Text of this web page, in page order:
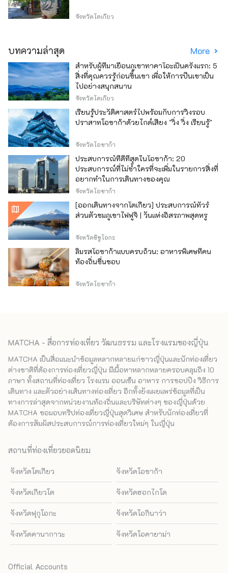
จังหวัดโตเกียว
บทความล่าสุด More
สำหรับผู้ที่มาเยือนภูเขาทาคาโอะเป็นครั้งแรก: 5
สิ่งที่คุณควรรู้ก่อนขึ้นเขา เพื่อให้การปีนเขาเป็น
ไปอย่างสนุกสนาน
จังหวัดโตเกียว
เรียนรู้ประวัติศาสตร์ไปพร้อมกับการวิ่งรอบ
ปราสาทโอซาก้าด้วยไกด์เสียง "วิ่ง วิ่ง เรียนรู้"
จังหวัดโอซาก้า
ประสบการณ์ที่ดีที่สุดในโอซาก้า: 20
ประสบการณ์ที่ไม่ซ้ำใครที่จะเพิ่มในรายการสิ่งที่
อยากทำในการเดินทางของคุณ
จังหวัดโอซาก้า
[ออกเดินทางจากโตเกียว] ประสบการณ์ทัวร์
ส่วนตัวชมภูเขาไฟฟูจิ | วันแห่งอิสรภาพสุดหรู
จังหวัดชิซูโอกะ
ลิ้มรสโอซาก้าแบบครบถ้วน: อาหารพิเศษที่คน
ท้องถิ่นชื่นชอบ
จังหวัดโอซาก้า
MATCHA - สื่อการท่องเที่ยว วัฒนธรรม และโรงแรมของญี่ปุ่น
MATCHA เป็นสื่อแนะนำข้อมูลหลากหลายแก่ชาวญี่ปุ่นและนักท่องเที่ยว
ต่างชาติที่ต้องการท่องเที่ยวญี่ปุ่น มีเนื้อหาหลากหลายครอบคลุมถึง 10
ภาษา ทั้งสถานที่ท่องเที่ยว โรงแรม ออนเซ็น อาหาร การชอปปิง วิธีการ
เดินทาง และตัวอย่างเส้นทางท่องเที่ยว อีกทั้งยังเผยแพร่ข้อมูลที่เป็น
ทางการล่าสุดจากหน่วยงานท้องถิ่นและบริษัทต่างๆ ของญี่ปุ่นด้วย
MATCHA ขอมอบทริปท่องเที่ยวญี่ปุ่นสุดวิเศษ สำหรับนักท่องเที่ยวที่
ต้องการสัมผัสประสบการณ์การท่องเที่ยวใหม่ๆ ในญี่ปุ่น
สถานที่ท่องเที่ยวยอดนิยม
จังหวัดโตเกียว จังหวัดโอซาก้า
จังหวัดเกียวโต จังหวัดฮอกไกโด
จังหวัดฟุกุโอกะ จังหวัดโอกินาว่า
จังหวัดคานากาวะ จังหวัดโอคายาม่า
Official Accounts